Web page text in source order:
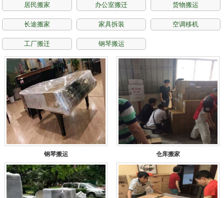
居民搬家 办公室搬迁 货物搬运
长途搬家 家具拆装 空调移机
工厂搬迁 钢琴搬运
钢琴搬运 仓库搬家